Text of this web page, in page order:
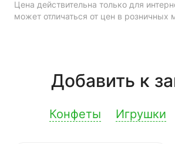
Цена действительна только для
может отличаться от цен в розничных
Добавить к
Конфеты Игрушки